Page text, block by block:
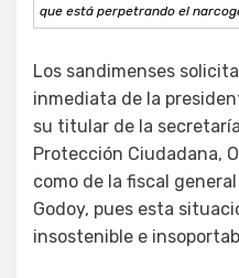
que está perpetrando el
Los sandimenses
inmediata de la
su titular de la
Protección Ciudadana,
como de la fiscal
Godoy, pues esta
insostenible e